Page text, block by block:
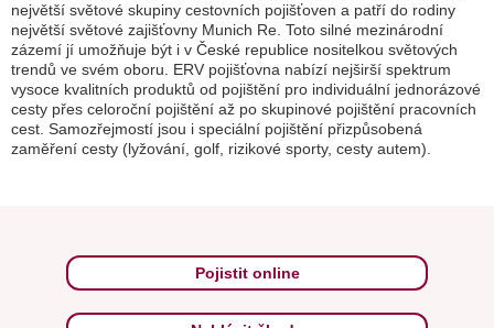
největší světové skupiny cestovních pojišťoven a patří do rodiny
největší světové zajišťovny Munich Re. Toto silné mezinárodní
zázemí jí umožňuje být i v České republice nositelkou světových
trendů ve svém oboru. ERV pojišťovna nabízí nejširší spektrum
vysoce kvalitních produktů od pojištění pro individuální jednorázové
cesty přes celoroční pojištění až po skupinové pojištění pracovních
cest. Samozřejmostí jsou i speciální pojištění přizpůsobená
zaměření cesty (lyžování, golf, rizikové sporty, cesty autem).
Pojistit online